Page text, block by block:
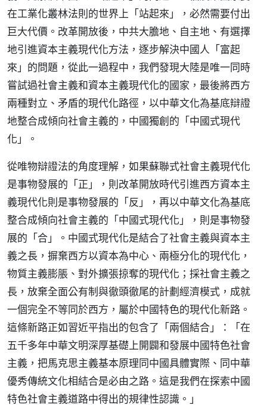
在工業化叢林法則的世界上「站起來」，必然需要付出
巨大代價。改革開放後，中共大膽地、自主地、有選擇
地引進資本主義現代化方法，逐步解決中國人「富起
來」的問題，從此一過程中，我們發現大陸是唯一同時
嘗試過社會主義和資本主義現代化的國家，最後將西方
兩種對立、矛盾的現代化路徑，以中華文化為基底辯證
地整合成傾向社會主義的，中國獨創的「中國式現代
化」。
從唯物辯證法的角度理解，如果蘇聯式社會主義現代化
是事物發展的「正」，則改革開放時代引進西方資本主
義現代化則是事物發展的「反」，再以中華文化為基底
整合成傾向社會主義的「中國式現代化」，則是事物發
展的「合」。中國式現代化是結合了社會主義與資本主
義之長，摒棄西方以資本為中心、兩極分化的現代化，
物質主義膨脹、對外擴張掠奪的現代化；採社會主義之
長，放棄全面公有制與徹頭徹尾的計劃經濟模式，成就
一個完全不等同於西方，屬於中國特色的現代化新路。
這條新路正如習近平指出的包含了「兩個結合」：「在
五千多年中華文明深厚基礎上開闢和發展中國特色社會
主義，把馬克思主義基本原理同中國具體實際、同中華
優秀傳統文化相結合是必由之路。這是我們在探索中國
特色社會主義道路中得出的規律性認識。」